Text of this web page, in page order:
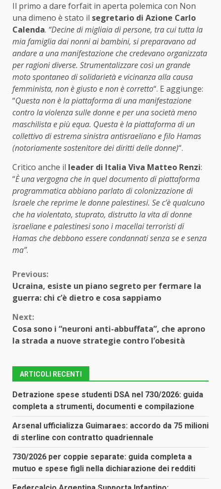
Il primo a dare forfait in aperta polemica con Non
una dimeno è stato il segretario di Azione Carlo
Calenda. “Decine di migliaia di persone, tra cui tutta la
mia famiglia dai nonni ai bambini, si preparavano ad
andare a una manifestazione che credevano organizzata
per ragioni diverse. Strumentalizzare così un grande
moto spontaneo di solidarietà e vicinanza alla causa
femminista, non è giusto e non è corretto“. E aggiunge:
“Questa non è la piattaforma di una manifestazione
contro la violenza sulle donne e per una società meno
maschilista e più equa. Questa è la piattaforma di un
collettivo di estrema sinistra antisraeliano e filo Hamas
(notoriamente sostenitore dei diritti delle donne)“.
Critico anche il leader di Italia Viva Matteo Renzi:
“È una vergogna che in quel documento di piattaforma
programmatica abbiano parlato di colonizzazione di
Israele che reprime le donne palestinesi. Se c’è qualcuno
che ha violentato, stuprato, distrutto la vita di donne
israeliane e palestinesi sono i macellai terroristi di
Hamas che debbono essere condannati senza se e senza
ma”.
Continue
Reading
Previous:
Ucraina, esiste un piano segreto per fermare la
guerra: chi c’è dietro e cosa sappiamo
Next:
Cosa sono i “neuroni anti-abbuffata”, che aprono
la strada a nuove strategie contro l’obesità
ARTICOLI RECENTI
Detrazione spese studenti DSA nel 730/2026: guida
completa a strumenti, documenti e compilazione
Arsenal ufficializza Guimaraes: accordo da 75 milioni
di sterline con contratto quadriennale
730/2026 per coppie separate: guida completa a
mutuo e spese figli nella dichiarazione dei redditi